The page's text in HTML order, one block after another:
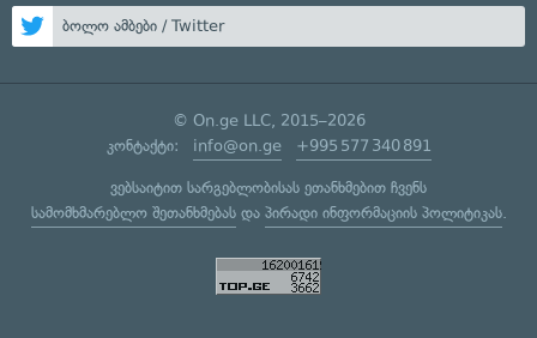
ბოლო ამბები / Twitter
© On.ge LLC, 2015–2026
კონტაქტი: info@on.ge +995 577 340 891
ვებსაიტით სარგებლობისას ეთანხმებით ჩვენს
სამომხმარებლო შეთანხმებასდა პირადი ინფორმაციის პოლიტიკას.